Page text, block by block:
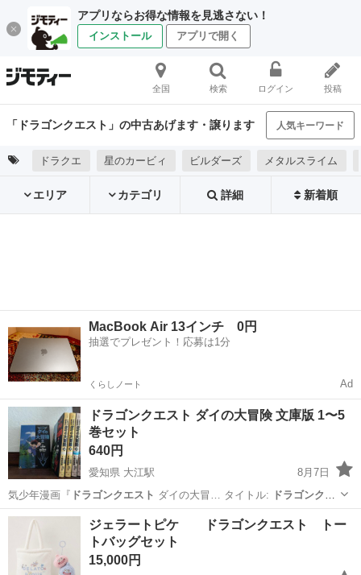
アプリならお得な情報を見逃さない！
インストール アプリで開く
全国 検索 ログイン 投稿
「ドラゴンクエスト」の中古あげます・譲ります 人気キーワード
ドラクエ 星のカービィ ビルダーズ メタルスライム
エリア カテゴリ 詳細 新着順
MacBook Air 13インチ 0円
抽選でプレゼント！応募は1分
くらしノート Ad
ドラゴンクエスト ダイの大冒険 文庫版 1〜5
巻セット
640円
愛知県 大江駅
8月7日
気少年漫画『 ドラゴンクエスト ダイの大冒… タイトル:
ドラゴンクエ
ストダイの大冒…
愛知 名古屋市 大江駅 マンガ、コミック、アニメ
文庫
ジェラートピケ ドラゴンクエスト トー
トバッグセット
15,000円